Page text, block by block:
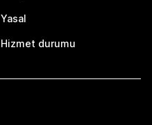
Yasal
Hizmet durumu